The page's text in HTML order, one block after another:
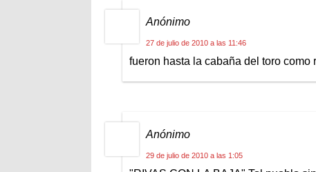
Anónimo
27 de julio de 2010 a las 11:46
fueron hasta la cabaña del toro como
Anónimo
29 de julio de 2010 a las 1:05